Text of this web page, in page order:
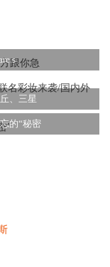
s
、三星
的“秘密